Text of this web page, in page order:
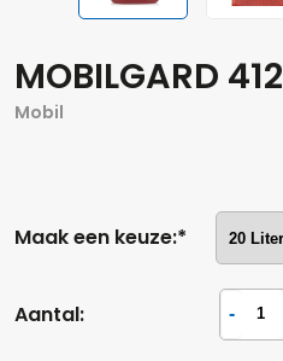
MOBILGARD 412
Mobil
Maak een keuze:*
Aantal: